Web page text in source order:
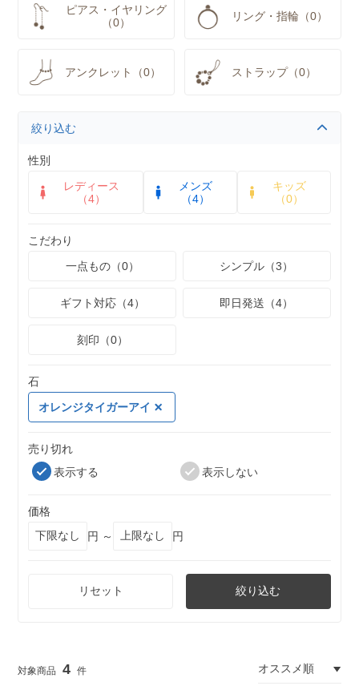
ピアス・イヤリング
（0）
リング・指輪（0）
アンクレット（0） ストラップ（0）
絞り込む
性別
レディース
（4）
メンズ
（4）
キッズ
（0）
こだわり
一点もの（0）
シンプル（3）
ギフト対応（4） 即日発送（4）
刻印（0）
石
オレンジタイガーアイ
売り切れ
表示する
表示しない
価格
円 ～
円
リセット 絞り込む
4